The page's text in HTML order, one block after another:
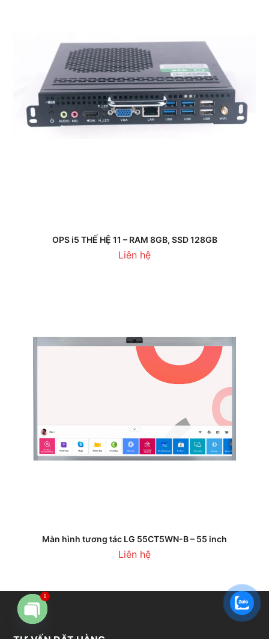
OPS i5 THẾ HỆ 11 – RAM 8GB, SSD 128GB
Liên hệ
Màn hình tương tác LG 55CT5WN-B – 55 inch
Liên hệ
1